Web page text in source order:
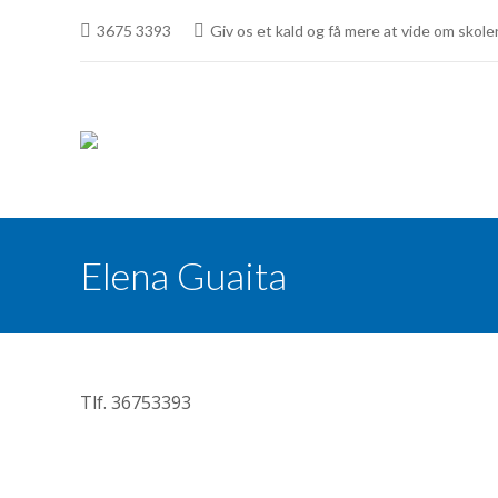
3675 3393 Giv os et kald og få mere at vide om
Elena Guaita
Tlf. 36753393